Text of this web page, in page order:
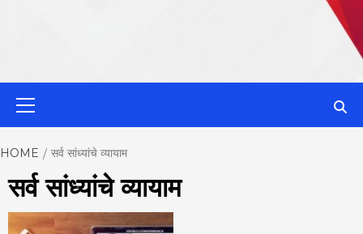
Best News
Website in
HOME सर्व सांध्यांचे व्यायाम
सर्व सांध्यांचे व्यायाम